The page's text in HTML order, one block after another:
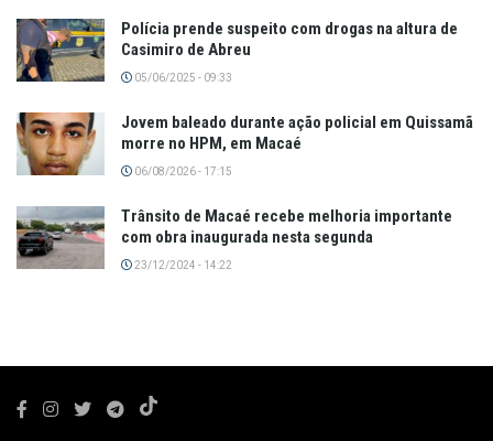
Polícia prende suspeito com drogas na altura de
Casimiro de Abreu
05/06/2025 - 09:33
Jovem baleado durante ação policial em Quissamã
morre no HPM, em Macaé
06/08/2026 - 17:15
Trânsito de Macaé recebe melhoria importante
com obra inaugurada nesta segunda
23/12/2024 - 14:22